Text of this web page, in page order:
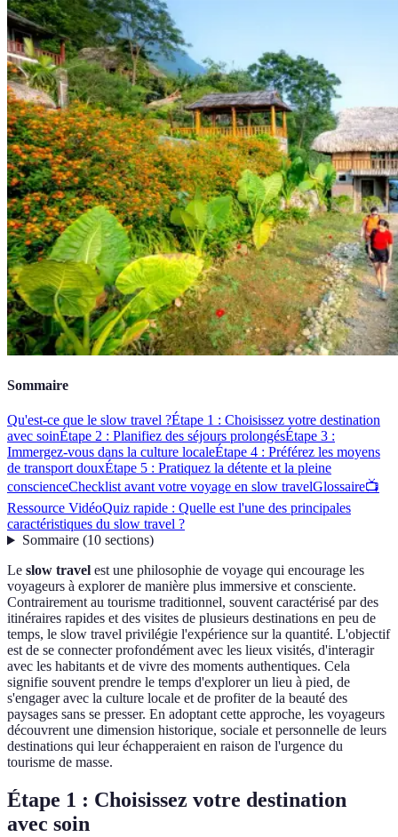
Sommaire
Qu'est-ce que le slow travel ?Étape 1 : Choisissez votre destination
avec soinÉtape 2 : Planifiez des séjours prolongésÉtape 3 :
Immergez-vous dans la culture localeÉtape 4 : Préférez les moyens
de transport douxÉtape 5 : Pratiquez la détente et la pleine
conscienceChecklist avant votre voyage en slow travelGlossaire📺
Ressource VidéoQuiz rapide : Quelle est l'une des principales
caractéristiques du slow travel ?
Sommaire(10 sections)
Le slow travel est une philosophie de voyage qui encourage les
voyageurs à explorer de manière plus immersive et consciente.
Contrairement au tourisme traditionnel, souvent caractérisé par des
itinéraires rapides et des visites de plusieurs destinations en peu de
temps, le slow travel privilégie l'expérience sur la quantité. L'objectif
est de se connecter profondément avec les lieux visités, d'interagir
avec les habitants et de vivre des moments authentiques. Cela
signifie souvent prendre le temps d'explorer un lieu à pied, de
s'engager avec la culture locale et de profiter de la beauté des
paysages sans se presser. En adoptant cette approche, les voyageurs
découvrent une dimension historique, sociale et personnelle de leurs
destinations qui leur échapperaient en raison de l'urgence du
tourisme de masse.
Étape 1 : Choisissez votre destination
avec soin